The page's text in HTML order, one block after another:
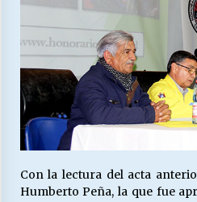
Con la lectura del acta
Humberto Peña, la que fue